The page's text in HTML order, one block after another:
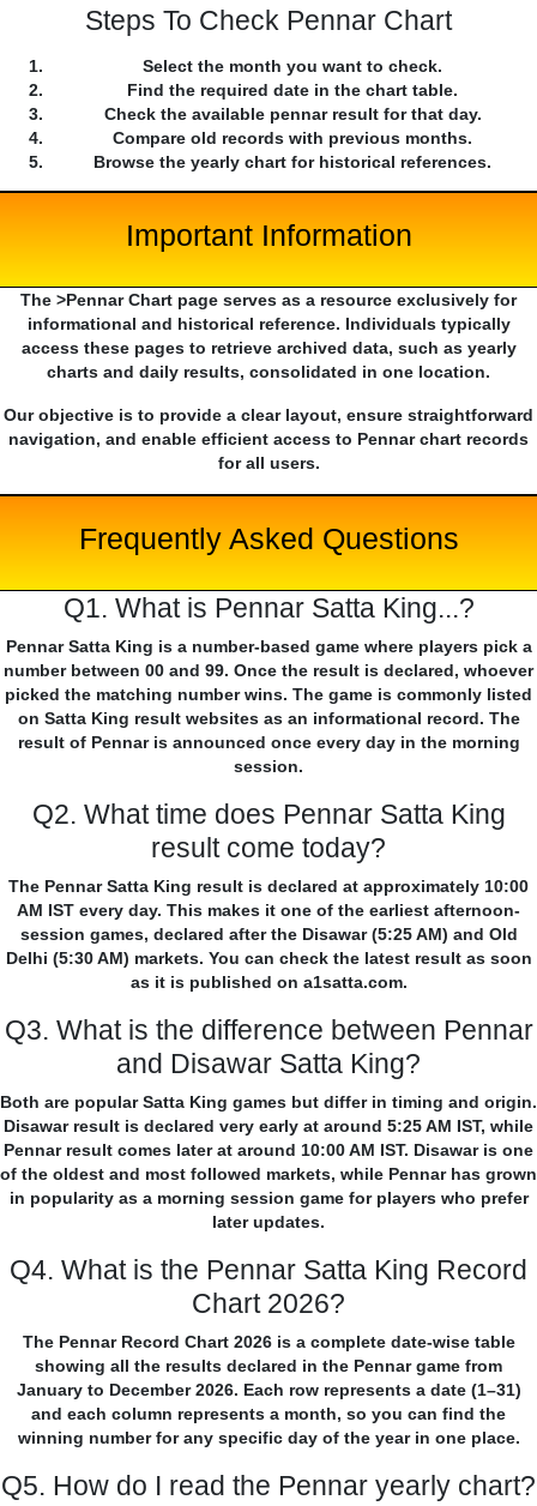
Steps To Check Pennar Chart
Select the month you want to check.
Find the required date in the chart table.
Check the available pennar result for that day.
Compare old records with previous months.
Browse the yearly chart for historical references.
Important Information
The >Pennar Chart page serves as a resource exclusively for
informational and historical reference. Individuals typically
access these pages to retrieve archived data, such as yearly
charts and daily results, consolidated in one location.
Our objective is to provide a clear layout, ensure straightforward
navigation, and enable efficient access to Pennar chart records
for all users.
Frequently Asked Questions
Q1. What is Pennar Satta King...?
Pennar Satta King is a number-based game where players pick a
number between 00 and 99. Once the result is declared, whoever
picked the matching number wins. The game is commonly listed
on Satta King result websites as an informational record. The
result of Pennar is announced once every day in the morning
session.
Q2. What time does Pennar Satta King
result come today?
The Pennar Satta King result is declared at approximately 10:00
AM IST every day. This makes it one of the earliest afternoon-
session games, declared after the Disawar (5:25 AM) and Old
Delhi (5:30 AM) markets. You can check the latest result as soon
as it is published on a1satta.com.
Q3. What is the difference between Pennar
and Disawar Satta King?
Both are popular Satta King games but differ in timing and origin.
Disawar result is declared very early at around 5:25 AM IST, while
Pennar result comes later at around 10:00 AM IST. Disawar is one
of the oldest and most followed markets, while Pennar has grown
in popularity as a morning session game for players who prefer
later updates.
Q4. What is the Pennar Satta King Record
Chart 2026?
The Pennar Record Chart 2026 is a complete date-wise table
showing all the results declared in the Pennar game from
January to December 2026. Each row represents a date (1–31)
and each column represents a month, so you can find the
winning number for any specific day of the year in one place.
Q5. How do I read the Pennar yearly chart?